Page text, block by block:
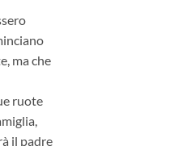
ma che
ruote
il padre